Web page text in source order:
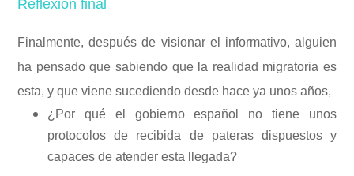
Reflexión final
Finalmente, después de visionar el informativo, alguien
ha pensado que sabiendo que la realidad migratoria es
esta, y que viene sucediendo desde hace ya unos años,
¿Por qué el gobierno español no tiene unos
protocolos de recibida de pateras dispuestos y
capaces de atender esta llegada?